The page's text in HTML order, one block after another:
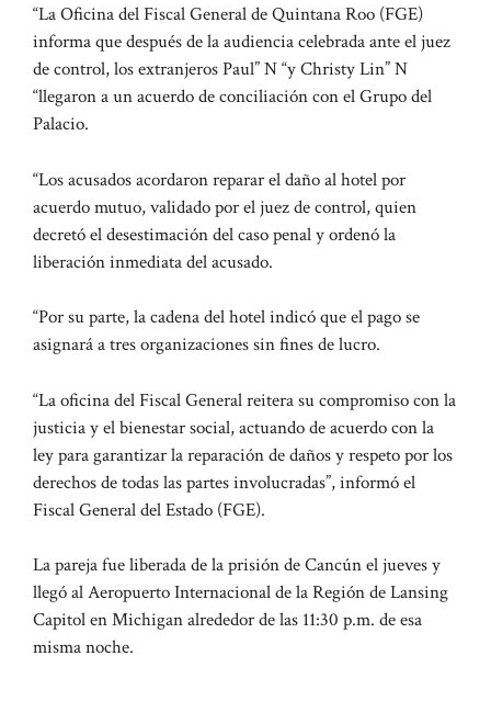
“La Oficina del Fiscal General de Quintana Roo (FGE)
informa que después de la audiencia celebrada ante el juez
de control, los extranjeros Paul” N “y Christy Lin” N
“llegaron a un acuerdo de conciliación con el Grupo del
Palacio.
“Los acusados ​​acordaron reparar el daño al hotel por
acuerdo mutuo, validado por el juez de control, quien
decretó el desestimación del caso penal y ordenó la
liberación inmediata del acusado.
“Por su parte, la cadena del hotel indicó que el pago se
asignará a tres organizaciones sin fines de lucro.
“La oficina del Fiscal General reitera su compromiso con la
justicia y el bienestar social, actuando de acuerdo con la
ley para garantizar la reparación de daños y respeto por los
derechos de todas las partes involucradas”, informó el
Fiscal General del Estado (FGE).
La pareja fue liberada de la prisión de Cancún el jueves y
llegó al Aeropuerto Internacional de la Región de Lansing
Capitol en Michigan alrededor de las 11:30 p.m. de esa
misma noche.